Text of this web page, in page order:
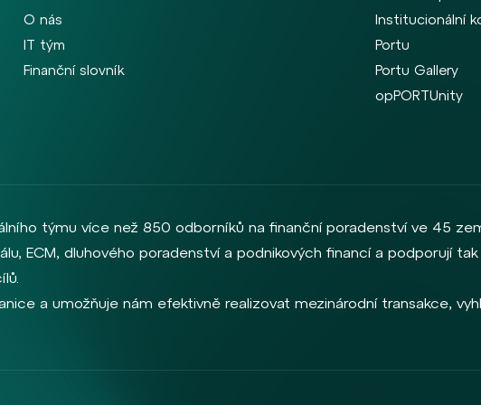
O nás
IT tým
Finanční slovník
Institucionální
Portu
Portu Gallery
opPORTUnity
týmu více než 850 odborníků na finanční poradenství ve 45
ECM, dluhového poradenství a podnikových financí a podporují
a umožňuje nám efektivně realizovat mezinárodní transakce,